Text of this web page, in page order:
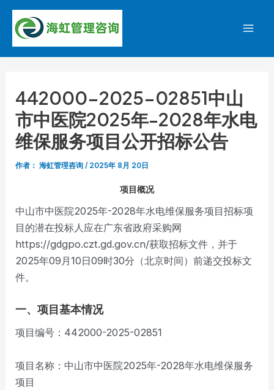
容
442000-2025-02851中山
市中医院2025年-2028年水电
维保服务项目公开招标公告
作者： 海虹管理咨询/ 2025年 8月 20日
项目概况
中山市中医院2025年-2028年水电维保服务项目招标项
目的潜在投标人应在广东省政府采购网
https://gdgpo.czt.gd.gov.cn/获取招标文件，并于
2025年09月10日09时30分（北京时间）前递交投标文
件。
一、项目基本情况
项目编号：442000-2025-02851
项目名称：中山市中医院2025年-2028年水电维保服务
项目